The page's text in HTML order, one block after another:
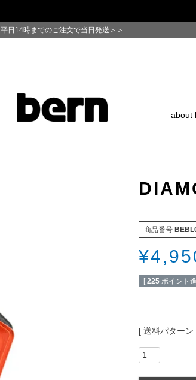
平日14時までのご注文で当日発送＞＞
about
商品番号
¥
[ 225 ポイント
送料パターン